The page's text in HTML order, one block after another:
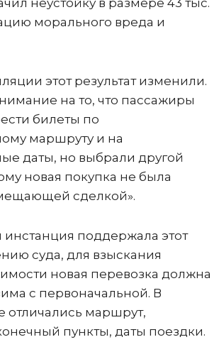
морального вреда и
этот результат изменили.
на то, что пассажиры
билеты по
маршруту и на
даты, но выбрали другой
новая покупка не была
сделкой».
инстанция поддержала этот
суда, для взыскания
новая перевозка должна
с первоначальной. В
отличались маршрут,
пункты, даты поездки.